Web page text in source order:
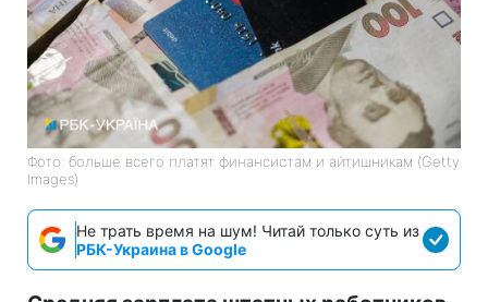
Фото: больше всего платят финансистам и айтишникам (Getty
Images)
Не трать время на шум! Читай только суть из
РБК-Украина в Google